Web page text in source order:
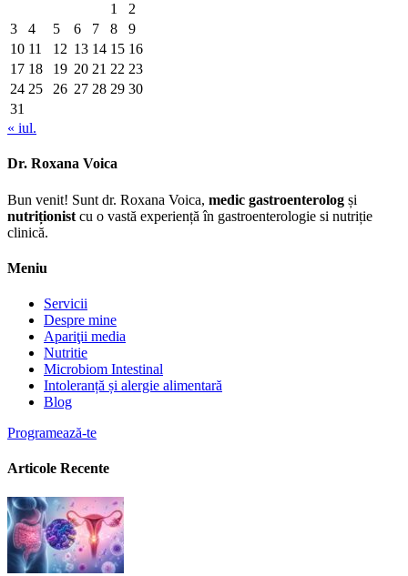
1
2
3
4 5 6 7 8
9
10 11 12 13 14 15 16
17 18 19 20 21 22 23
24 25 26 27 28 29 30
31
« iul.
Dr. Roxana Voica
Bun venit! Sunt dr. Roxana Voica, medic gastroenterolog și
nutriționist cu o vastă experiență în gastroenterologie si nutriție
clinică.
Meniu
Servicii
Despre mine
Apariţii media
Nutritie
Microbiom Intestinal
Intoleranță și alergie alimentară
Blog
Programează-te
Articole Recente